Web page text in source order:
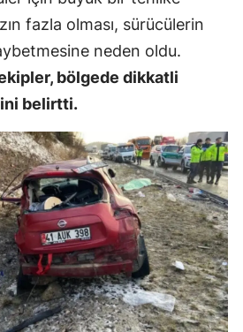
fazla olması, sürücülerin
neden oldu.
ekipler, bölgede dikkatli
belirtti.